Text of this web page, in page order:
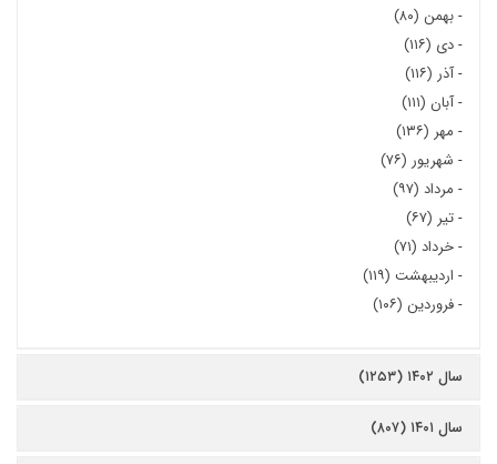
-بهمن (۸۰)
-دی (۱۱۶)
-آذر (۱۱۶)
-آبان (۱۱۱)
- مهر (۱۳۶)
- شهریور (۷۶)
- مرداد (۹۷)
-تیر (۶۷)
-خرداد (۷۱)
- اردیبهشت (۱۱۹)
-فروردین (۱۰۶)
سال ۱۴۰۲ (۱۲۵۳)
سال ۱۴۰۱ (۸۰۷)